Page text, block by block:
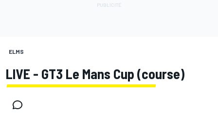
ELMS
LIVE - GT3 Le Mans Cup (course)